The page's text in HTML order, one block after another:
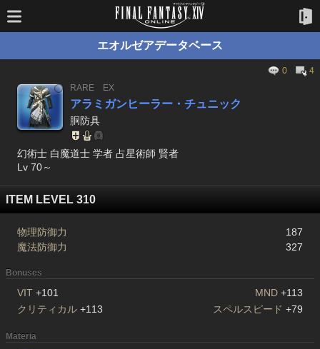
エオルゼアデータベース
0
4
RARE
EX
アラミガンヒーラー・チュニック
胴防具
幻術士 白魔道士 学者 占星術師 賢者
Lv 70～
ITEM LEVEL 310
物理防御力
187
魔法防御力
327
Bonuses
VIT +101 MND +113
クリティカル +113 スペルスピード +79
Materia